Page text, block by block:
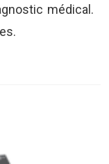
médical.